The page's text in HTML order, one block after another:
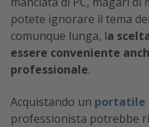
potete ignorare il tema
comunque lunga, la
essere conveniente
professionale.
Acquistando un portatile
professionista potrebbe